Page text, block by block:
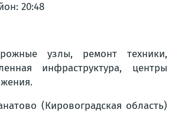
20:48
узлы, ремонт техники,
инфраструктура, центры
(Кировоградская область)